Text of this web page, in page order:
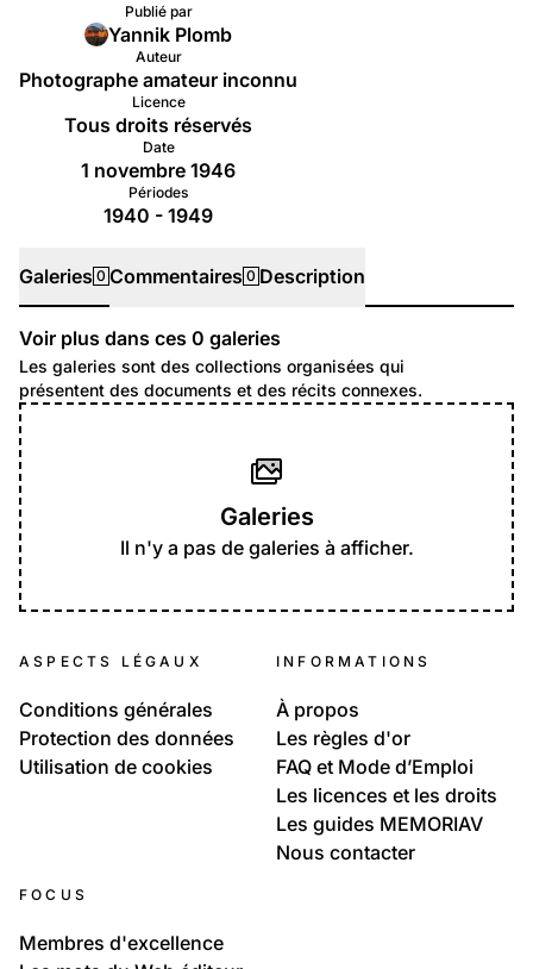
Publié par
Yannik Plomb
Auteur
Photographe amateur inconnu
Licence
Tous droits réservés
Date
1 novembre 1946
Périodes
1940 - 1949
Galeries 0 Commentaires 0 Description
Galeries
Voir plus dans ces 0 galeries
Les galeries sont des collections organisées qui
présentent des documents et des récits connexes.
Galeries
Il n'y a pas de galeries à afficher.
ASPECTS LÉGAUX
Conditions générales
Protection des données
Utilisation de cookies
INFORMATIONS
À propos
Les règles d'or
FAQ et Mode d’Emploi
Les licences et les droits
Les guides MEMORIAV
Nous contacter
FOCUS
Membres d'excellence